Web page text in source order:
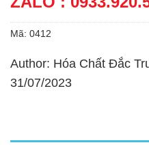
Mã: 0412
Author: Hóa Chất Đắc
31/07/2023